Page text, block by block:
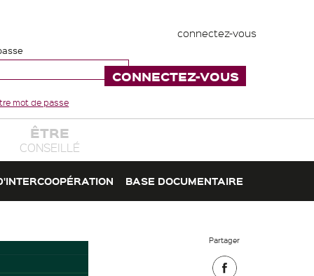
connectez-vous
mot de passe
ÊTRE
CONSEILLÉ
BASE DOCUMENTAIRE
Partager